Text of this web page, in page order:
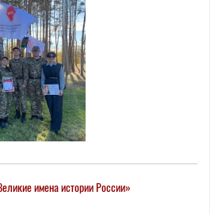
имена истории России»